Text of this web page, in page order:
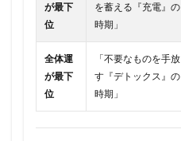
が最下
位
を蓄える『充電』の
時期」
全体運
が最下
位
「不要なものを手放
す『デトックス』の
時期」